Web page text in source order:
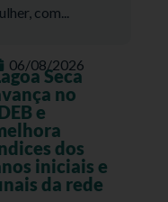
com...
06/08/2026
Seca
no
e
dos
iniciais e
da rede